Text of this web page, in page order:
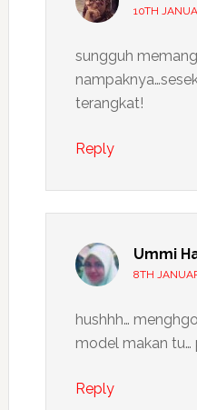
10TH
sungguh
terangkat!
Reply
Ummi
8TH
hushhh…
model makan tu…
Reply